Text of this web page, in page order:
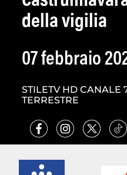
della vigilia
07 febbraio
STILETV HD CANALE
TERRESTRE